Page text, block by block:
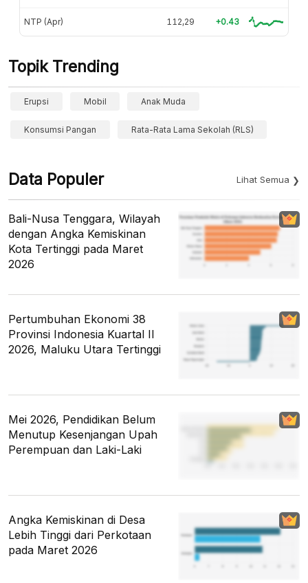
NTP (Apr) 112,29 +0.43
Topik Trending
Erupsi Mobil Anak Muda
Konsumsi Pangan Rata-Rata Lama Sekolah (RLS)
Data Populer Lihat Semua
Bali-Nusa Tenggara, Wilayah
dengan Angka Kemiskinan
Kota Tertinggi pada Maret
2026
Pertumbuhan Ekonomi 38
Provinsi Indonesia Kuartal II
2026, Maluku Utara Tertinggi
Mei 2026, Pendidikan Belum
Menutup Kesenjangan Upah
Perempuan dan Laki-Laki
Angka Kemiskinan di Desa
Lebih Tinggi dari Perkotaan
pada Maret 2026